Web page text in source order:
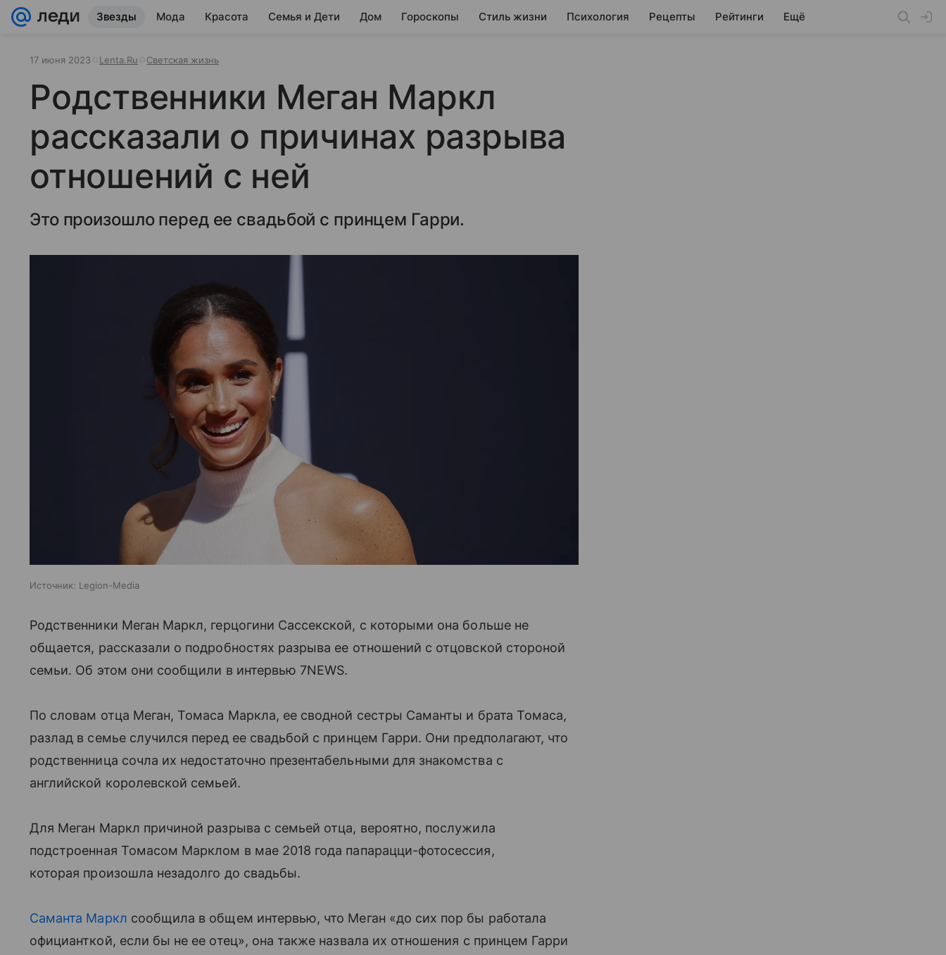
Звезды Мода Красота Семья и Дети Дом Гороскопы Стиль жизни Психология Рецепты Рейтинги Ещё
17 июня 2023 Lenta.Ru Светская жизнь
Родственники Меган Маркл
рассказали о причинах разрыва
отношений с ней
Это произошло перед ее свадьбой с принцем Гарри.
Источник: Legion-Media
Родственники Меган Маркл, герцогини Сассекской, с которыми она больше не
общается, рассказали о подробностях разрыва ее отношений с отцовской стороной
семьи. Об этом они сообщили в интервью 7NEWS.
По словам отца Меган, Томаса Маркла, ее сводной сестры Саманты и брата Томаса,
разлад в семье случился перед ее свадьбой с принцем Гарри. Они предполагают, что
родственница сочла их недостаточно презентабельными для знакомства с
английской королевской семьей.
Для Меган Маркл причиной разрыва с семьей отца, вероятно, послужила
подстроенная Томасом Марклом в мае 2018 года папарацци-фотосессия,
которая произошла незадолго до свадьбы.
Саманта Маркл сообщила в общем интервью, что Меган «до сих пор бы работала
официанткой, если бы не ее отец», она также назвала их отношения с принцем Гарри